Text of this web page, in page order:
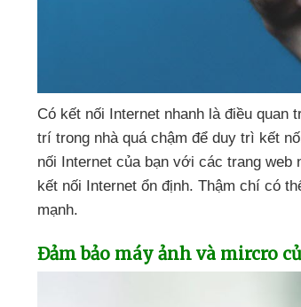
Có kết nối Internet nhanh là điều quan
trí trong nhà quá chậm để duy trì kết
nối Internet của bạn với các trang web
kết nối Internet ổn định. Thậm chí có
mạnh.
Đảm bảo máy ảnh và mircro